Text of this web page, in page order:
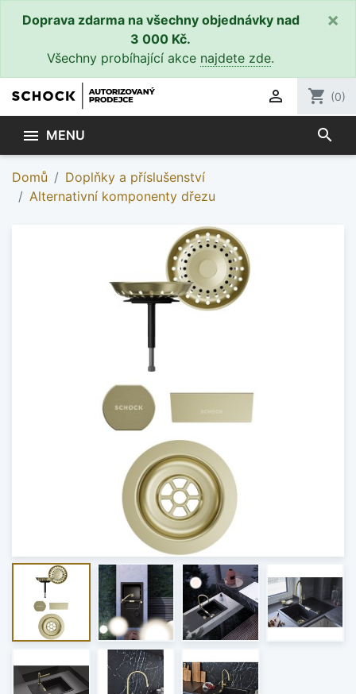
Doprava zdarma na všechny objednávky nad
3 000 Kč.
Všechny probíhající akce najdete zde.
×
 shopping_cart (0)
 MENU search
Domů
Doplňky a příslušenství
Alternativní komponenty dřezu